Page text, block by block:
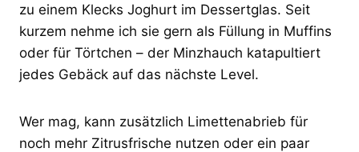
zu einem Klecks Joghurt im Dessertglas. Seit
kurzem nehme ich sie gern als Füllung in Muffins
oder für Törtchen – der Minzhauch katapultiert
jedes Gebäck auf das nächste Level.
Wer mag, kann zusätzlich Limettenabrieb für
noch mehr Zitrusfrische nutzen oder ein paar